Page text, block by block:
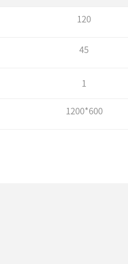
120
45
1
1200*600